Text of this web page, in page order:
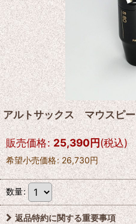
アルトサックス マウスピ
販売価格: 25,390円(税込)
希望小売価格: 26,730円
数量:
返品特約に関する重要事項